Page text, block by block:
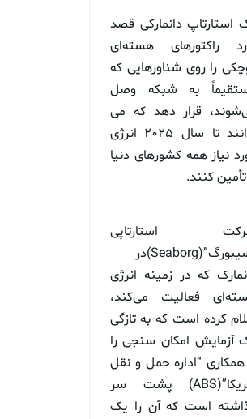
استارتاپ دانمارکی قصد
راکتورهای هسته‌ای
را روی شناورهایی که
به شبکه وصل
قرار دهد که می
توانند تا سال ۲۰۲۵ انرژی
نیاز همه کشورهای دنیا
تأمین کنند.
استارتاپی
“سیبورگ”(Seaborg)در
که در زمینه انرژی
فعالیت می‌کند،
کرده است که به تازگی
آزمایش امکان سنجی را
همکاری “اداره حمل و نقل
آمریکا”(ABS) پشت سر
است که آن را یک